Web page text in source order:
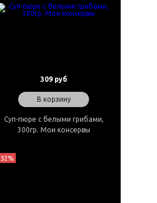
309 руб
В корзину
Суп-пюре с белыми грибами,
300гр. Мои консервы
32%